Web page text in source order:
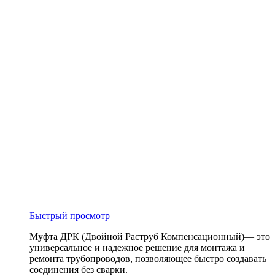
Быстрый просмотр
Муфта ДРК (Двойной Раструб Компенсационный)— это
универсальное и надежное решение для монтажа и
ремонта трубопроводов, позволяющее быстро создавать
соединения без сварки.